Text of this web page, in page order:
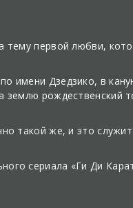
тему первой любви,
имени Дзедзико, в
землю рождественский
такой же, и это
сериала «Ги Ди